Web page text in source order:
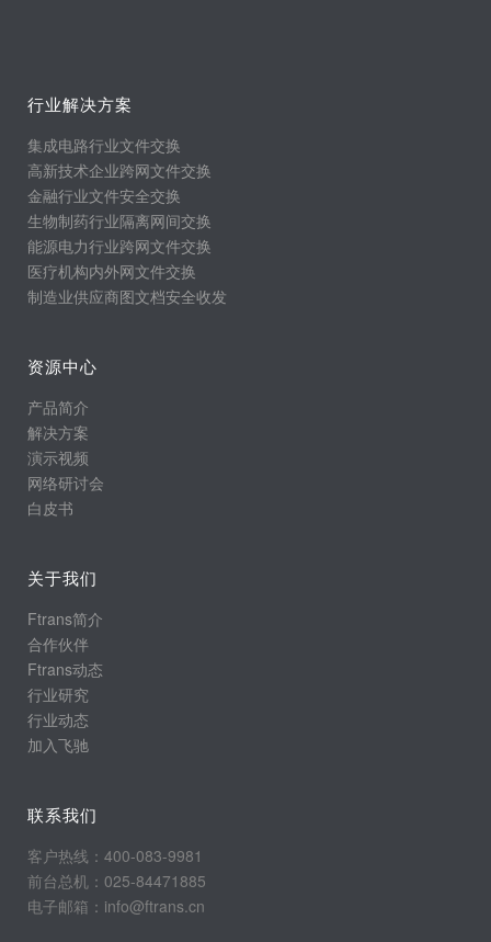
行业解决方案
集成电路行业文件交换
高新技术企业跨网文件交换
金融行业文件安全交换
生物制药行业隔离网间交换
能源电力行业跨网文件交换
医疗机构内外网文件交换
制造业供应商图文档安全收发
资源中心
产品简介
解决方案
演示视频
网络研讨会
白皮书
关于我们
Ftrans简介
合作伙伴
Ftrans动态
行业研究
行业动态
加入飞驰
联系我们
客户热线：400-083-9981
前台总机：025-84471885
电子邮箱：info@ftrans.cn